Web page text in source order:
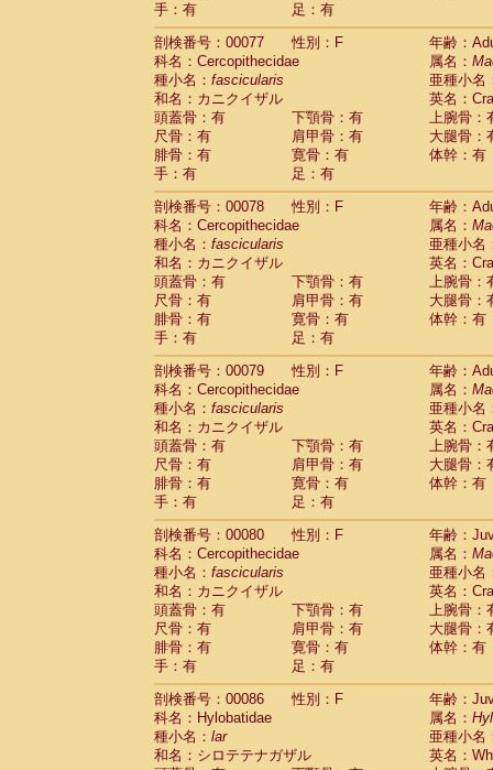
手：有
足：有
剖検番号：00077
性別：F
年齢：
科名：Cercopithecidae
属名：
種小名： fascicularis
亜種小名
和名：カニクイザル
英名：
頭蓋骨：有
下顎骨：有
上腕骨：
尺骨：有
肩甲骨：有
大腿骨：
腓骨：有
寛骨：有
体幹：有
手：有
足：有
剖検番号：00078
性別：F
年齢：
科名：Cercopithecidae
属名：
種小名： fascicularis
亜種小名
和名：カニクイザル
英名：
頭蓋骨：有
下顎骨：有
上腕骨：
尺骨：有
肩甲骨：有
大腿骨：
腓骨：有
寛骨：有
体幹：有
手：有
足：有
剖検番号：00079
性別：F
年齢：
科名：Cercopithecidae
属名：
種小名： fascicularis
亜種小名
和名：カニクイザル
英名：
頭蓋骨：有
下顎骨：有
上腕骨：
尺骨：有
肩甲骨：有
大腿骨：
腓骨：有
寛骨：有
体幹：有
手：有
足：有
剖検番号：00080
性別：F
年齢：
科名：Cercopithecidae
属名：
種小名： fascicularis
亜種小名
和名：カニクイザル
英名：
頭蓋骨：有
下顎骨：有
上腕骨：
尺骨：有
肩甲骨：有
大腿骨：
腓骨：有
寛骨：有
体幹：有
手：有
足：有
剖検番号：00086
性別：F
年齢：
科名：Hylobatidae
属名：
種小名： lar
亜種小名
和名：シロテテナガザル
英名：